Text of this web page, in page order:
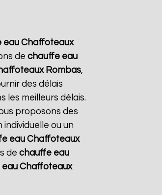
eau Chaffoteaux
de chauffe eau
Rombas,
des délais
les meilleurs délais.
proposons des
individuelle ou un
eau Chaffoteaux
de chauffe eau
Chaffoteaux